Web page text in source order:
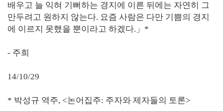
배우고 늘 익혀 기뻐하는 경지에 이른 뒤에는 자연히 그
만두려고 원하지 않는다. 요즘 사람은 다만 기쁨의 경지
에 이르지 못했을 뿐이라고 하겠다.」*
- 주희
14/10/29
* 박성규 역주, <논어집주: 주자와 제자들의 토론>